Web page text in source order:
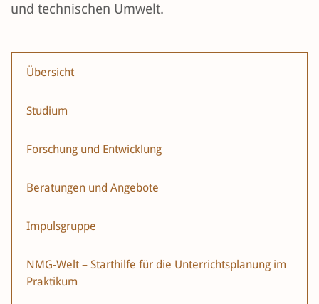
und technischen Umwelt.
Übersicht
Studium
Forschung und Entwicklung
Beratungen und Angebote
Impulsgruppe
NMG-Welt – Starthilfe für die Unterrichtsplanung im
Praktikum